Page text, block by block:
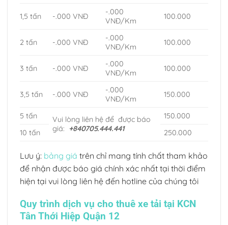
1,5 tấn -.000 VNĐ
-.000
VNĐ/Km
100.000
2 tấn -.000 VNĐ
-.000
VNĐ/Km
100.000
3 tấn -.000 VNĐ
-.000
VNĐ/Km
100.000
3,5 tấn -.000 VNĐ
-.000
VNĐ/Km
150.000
5 tấn
Vui lòng liên hệ để được báo
giá: +840705.444.441
150.000
10 tấn
250.000
Lưu ý: bảng giá trên chỉ mang tính chất tham khảo
để nhận được báo giá chính xác nhất tại thời điểm
hiện tại vui lòng liên hệ đến hotline của chúng tôi
Quy trình dịch vụ cho thuê xe tải tại KCN
Tân Thới Hiệp Quận 12